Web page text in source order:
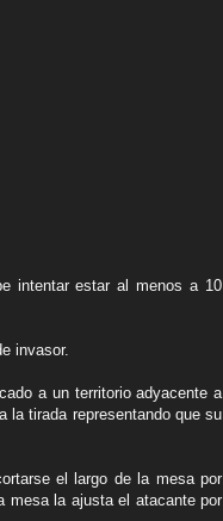
intentar estar al menos a 10
invasor.
a un territorio adyacente a
la tirada representando que su
el largo de la mesa por
mesa la ajusta el atacante por